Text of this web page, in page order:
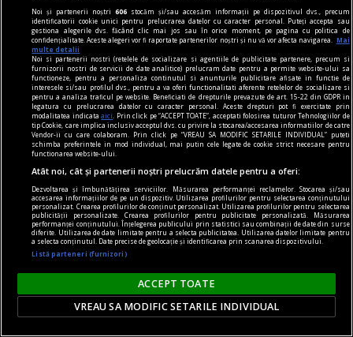
One World Romania – Focus Ucraina: proiecție
„Photophobia”
„Photophobia” marchează doi ani de la începerea
războiului în Ucraina și va avea loc pe 24
februarie la Cinema Elvire Popesco.
Noi și partenerii noștri606 stocăm și/sau accesăm informații pe dispozitivul dvs., precum
identificatorii cookie unici pentru prelucrarea datelor cu caracter personal. Puteți accepta sau
gestiona alegerile dvs. făcând clic mai jos sau în orice moment, pe pagina cu politica de
confidențialitate. Aceste alegeri vor fi raportate partenerilor noștri și nu vă vor afecta navigarea.
Mai
multe detalii
Noi si partenerii nostri (retelele de socializare si agentiile de publicitate partenere, precum si
furnizorii nostri de servicii de date analitice) prelucram date pentru a permite website-ului sa
functioneze, pentru a personaliza continutul si anunturile publicitare afisate in functie de
interesele si/sau profilul dvs., pentru a va oferi functionalitati aferente retelelor de socializare si
pentru a analiza traficul pe website. Beneficiati de drepturile prevazute de art. 15-22 din GDPR in
legatura cu prelucrarea datelor cu caracter personal. Aceste drepturi pot fi exercitate prin
modalitatea indicataaici
. Prin click pe “ACCEPT TOATE”, acceptati folosirea tuturor Tehnologiilor de
tip Cookie, care implica inclusiv acceptul dvs. cu privire la stocarea/accesarea informatiilor de catre
Vendor-ii cu care colaboram. Prin click pe “VREAU SA MODIFIC SETARILE INDIVIDUAL” puteti
schimba preferintele in mod individual, mai putin cele legate de cookie strict necesare pentru
functionarea website-ului.
Atât noi, cât și partenerii noștri prelucrăm datele pentru a oferi:
Dezvoltarea și îmbunătățirea serviciilor. Măsurarea performanței reclamelor. Stocarea și/sau
accesarea informațiilor de pe un dispozitiv. Utilizarea profilurilor pentru selectarea conținutului
personalizat. Crearea profilurilor de conținut personalizat. Utilizarea profilurilor pentru selectarea
publicității personalizate. Crearea profilurilor pentru publicitate personalizată. Măsurarea
performanței conținutului. Înțelegerea publicului prin statistici sau combinații de date din surse
diferite. Utilizarea de date limitate pentru a selecta publicitatea. Utilizarea datelor limitate pentru
a selecta conținutul. Date precise de geolocație și identificarea prin scanarea dispozitivului.
Listă parteneri (furnizori)
ACCEPT TOATE
VREAU SA MODIFIC SETARILE INDIVIDUAL